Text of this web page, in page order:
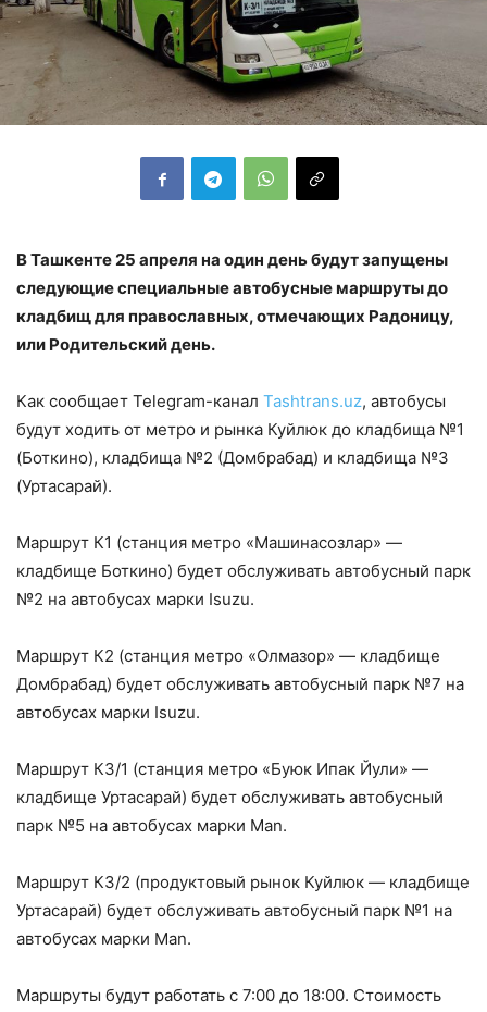
В Ташкенте 25 апреля на один день будут запущены
следующие специальные автобусные маршруты до
кладбищ для православных, отмечающих Радоницу,
или Родительский день.
Как сообщает Telegram-канал Tashtrans.uz, автобусы
будут ходить от метро и рынка Куйлюк до кладбища №1
(Боткино), кладбища №2 (Домбрабад) и кладбища №3
(Уртасарай).
Маршрут К1 (станция метро «Машинасозлар» —
кладбище Боткино) будет обслуживать автобусный парк
№2 на автобусах марки Isuzu.
Маршрут К2 (станция метро «Олмазор» — кладбище
Домбрабад) будет обслуживать автобусный парк №7 на
автобусах марки Isuzu.
Маршрут К3/1 (станция метро «Буюк Ипак Йули» —
кладбище Уртасарай) будет обслуживать автобусный
парк №5 на автобусах марки Man.
Маршрут К3/2 (продуктовый рынок Куйлюк — кладбище
Уртасарай) будет обслуживать автобусный парк №1 на
автобусах марки Man.
Маршруты будут работать с 7:00 до 18:00. Стоимость